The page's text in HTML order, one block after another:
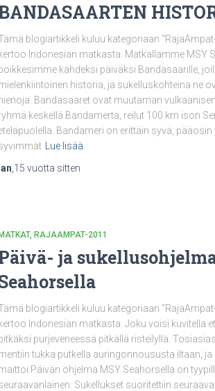
blogiartikkeli kuluu kategoriaan
kertoo Indonesian matkasta. Matkallamme MSY
kahdeksi päiväksi Bandasaarille,
historia, ja sukelluskohteina ne
hienoja. Bandasaaret ovat muutaman
keskellä Bandamerta, reilut 100 km ison
Bandameri on erittäin syvä, pääosin
Lue lisää
Ian 15 vuotta sitten
MATKAT RAJAAMPAT-2011
ja
blogiartikkeli kuluu kategoriaan
kertoo Indonesian matkasta. Joku voisi kuvitella
purjeveneessä pitkällä risteilyllä.
tukka putkella auringonnoususta iltaan, ja
ohjelma MSY Seahorsella on
Sukellukset suoritettiin